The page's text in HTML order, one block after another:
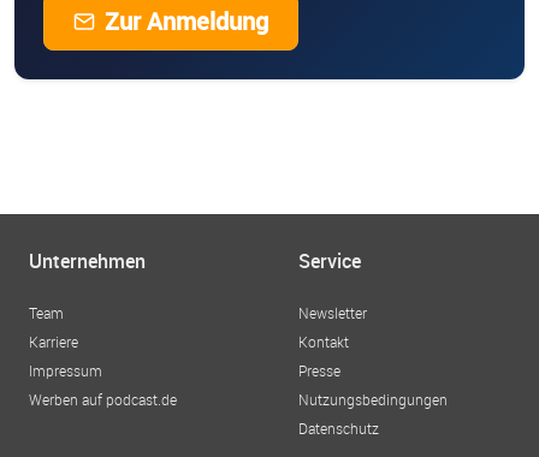
Zur Anmeldung
Unternehmen
Team
Karriere
Impressum
Werben auf podcast.de
Service
Newsletter
Kontakt
Presse
Nutzungsbedingungen
Datenschutz